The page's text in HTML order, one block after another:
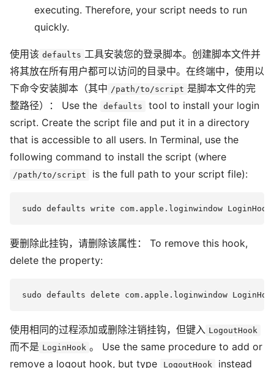
executing. Therefore, your script needs to run
quickly.
使用该 defaults 工具安装您的登录脚本。创建脚本文件并
将其放在所有用户都可以访问的目录中。在终端中，使用以
下命令安装脚本（其中 /path/to/script 是脚本文件的完
整路径）： Use the
defaults
tool to install your login
script. Create the script file and put it in a directory
that is accessible to all users. In Terminal, use the
following command to install the script (where
/path/to/script is the full path to your script file):
要删除此挂钩，请删除该属性： To remove this hook,
delete the property:
使用相同的过程添加或删除注销挂钩，但键入 LogoutHook
而不是 LoginHook 。 Use the same procedure to add or
remove a logout hook, but type
LogoutHook instead